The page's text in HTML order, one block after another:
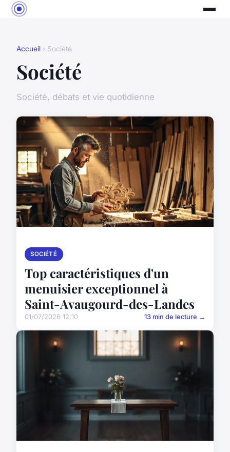
Accueil › Société
Société
Société, débats et vie quotidienne
SOCIÉTÉ
Top caractéristiques d'un
menuisier exceptionnel à
Saint-Avaugourd-des-Landes
01/07/2026 12:10 13 min de lecture →